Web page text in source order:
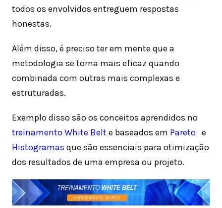
todos os envolvidos entreguem respostas
honestas.
Além disso, é preciso ter em mente que a
metodologia se torna mais eficaz quando
combinada com outras mais complexas e
estruturadas.
Exemplo disso são os conceitos aprendidos no
treinamento White Belt e baseados em Pareto e
Histogramas que são essenciais para otimização
dos resultados de uma empresa ou projeto.